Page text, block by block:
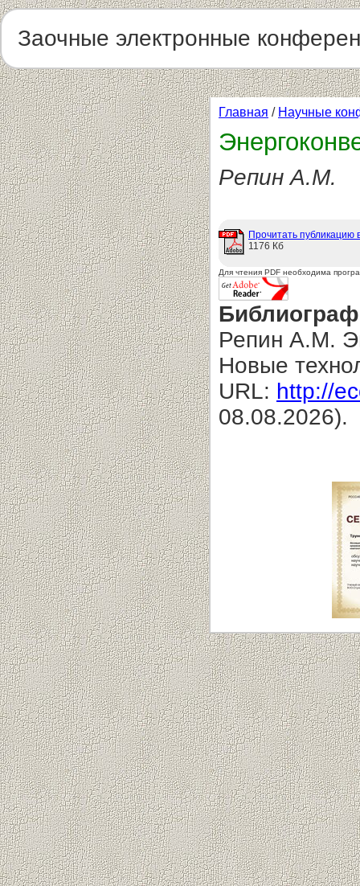
Заочные электронные
Главная / Научные
Репин А.М.
Прочитать публикацию
1176 Кб
Для чтения PDF необходима
Репин А.М.
Новые
URL: http://
08.08.2026).